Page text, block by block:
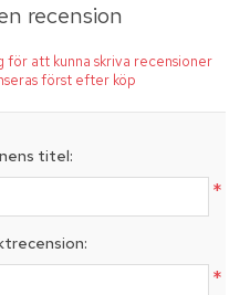
recension
att kunna skriva recensioner
först efter köp
titel:
*
*